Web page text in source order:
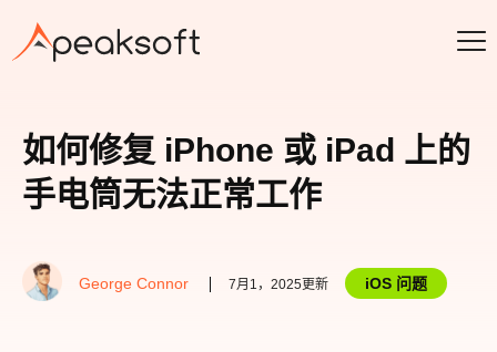
如何修复 iPhone 或 iPad 上的
手电筒无法正常工作
George Connor 7月1，2025更新 iOS 问题